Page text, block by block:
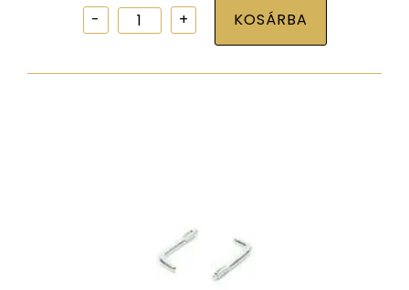
Csavaros
kampó
KOSÁRBA